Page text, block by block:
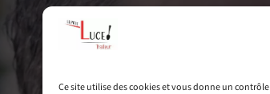
Ce site utilise des cookies et vous donne un